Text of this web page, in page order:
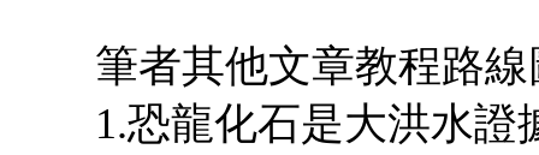
筆者其他文章教程路
1.恐龍化石是大洪水證